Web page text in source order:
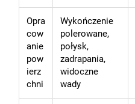
Opra
cow
anie
pow
ierz
chni
Wykończenie
polerowane,
połysk,
zadrapania,
widoczne
wady